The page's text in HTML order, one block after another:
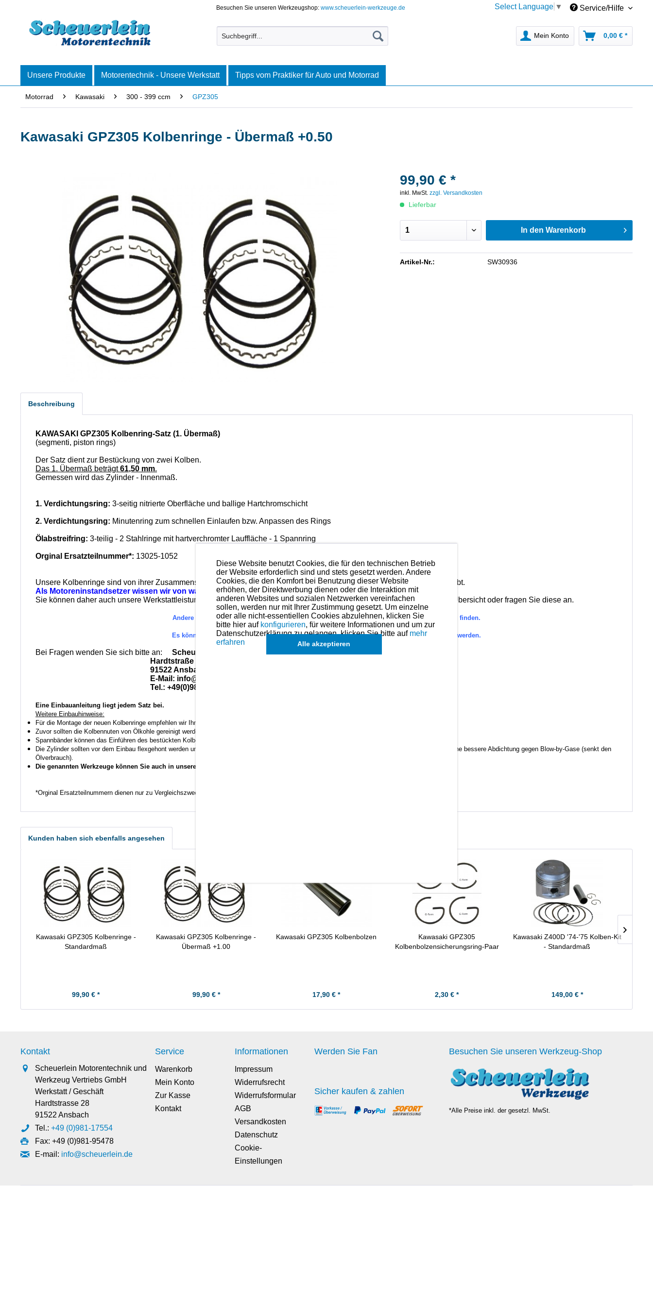
Besuchen Sie unseren Werkzeugshop:www.scheuerlein-werkzeuge.de Select Language ▼ Service/Hilfe
Mein Konto 0,00 € *
Unsere Produkte Motorentechnik - Unsere Werkstatt Tipps vom Praktiker für Auto und Motorrad
Motorrad Kawasaki 300 - 399 ccm GPZ305
Kawasaki GPZ305 Kolbenringe - Übermaß +0.50
99,90 € *
inkl. MwSt.zzgl. Versandkosten
Lieferbar
In den Warenkorb
Artikel-Nr.: SW30936
Beschreibung
KAWASAKI GPZ305 Kolbenring-Satz (1. Übermaß)
(segmenti, piston rings)
Der Satz dient zur Bestückung von zwei Kolben.
Das 1. Übermaß beträgt61,50 mm.
Gemessen wird das Zylinder - Innenmaß.
1. Verdichtungsring: 3-seitig nitrierte Oberfläche und ballige Hartchromschicht
2. Verdichtungsring: Minutenring zum schnellen Einlaufen bzw. Anpassen des Rings
Ölabstreifring: 3-teilig - 2 Stahlringe mit hartverchromter Lauffläche - 1 Spannring
Orginal Ersatzteilnummer*: 13025-1052
Unsere Kolbenringe sind von ihrer Zusammenstellung und der Qualität mit das technisch Beste, was es aktuell am Markt gibt.
Als Motoreninstandsetzer wissen wir von was wir sprechen.
Sie können daher auch unsere Werkstattleistungen in Anspruch nehmen. Preise hierzu finden Sie links in der Kategorien-Übersicht oder fragen Sie diese an.
Andere Ersatzteile für dieses Modell sind (falls vorhanden) in der übergeordneten Kategorie zu finden.
Es können auchSätze für einzelne Kolben, in Ausnahmefällen aucheinzelne Ringe ,angefragt werden.
Bei Fragen wenden Sie sich bitte an: Scheuerlein Motorentechnik
Hardtstraße 28
91522 Ansbach
E-Mail: info@scheuerlein.de
Tel.: +49(0)981-17554
Eine Einbauanleitung liegt jedem Satz bei.
Weitere Einbauhinweise:
Für die Montage der neuen Kolbenringe empfehlen wir Ihnen eine Kolbenringzange zu verwenden.
Zuvor sollten die Kolbennuten von Ölkohle gereinigt werden auch hierfür gibt es ein Werkzeug.
Spannbänder können das Einführen des bestückten Kolbens in den Zylinder erleichtern.
Die Zylinder sollten vor dem Einbau flexgehont werden um den Kreuzschliff wieder einzubringen. Dies ermöglicht eine bessere Ölhaftung und somit eine bessere Abdichtung gegen Blow-by-Gase (senkt den
Ölverbrauch).
Die genannten Werkzeuge können Sie auch in unserem Shop finden.
*Orginal Ersatzteilnummern dienen nur zu Vergleichszwecken.
Kunden haben sich ebenfalls angesehen
Kawasaki GPZ305 Kolbenringe -
Standardmaß
99,90 € *
Kawasaki GPZ305 Kolbenringe -
Übermaß +1.00
99,90 € *
Kawasaki GPZ305 Kolbenbolzen
17,90 € *
Kawasaki GPZ305
Kolbenbolzensicherungsring-Paar
2,30 € *
Kawasaki Z400D '74-'75 Kolben-Kit
- Standardmaß
149,00 € *
Kontakt
Scheuerlein Motorentechnik und
Werkzeug Vertriebs GmbH
Werkstatt / Geschäft
Hardtstrasse 28
91522 Ansbach
Tel.: +49 (0)981-17554
Fax: +49 (0)981-95478
E-mail: info@scheuerlein.de
Service
Warenkorb
Mein Konto
Zur Kasse
Kontakt
Informationen
Impressum
Widerrufsrecht
Widerrufsformular
AGB
Versandkosten
Datenschutz
Cookie-
Einstellungen
Werden Sie Fan
Sicher kaufen & zahlen
Besuchen Sie unseren Werkzeug-Shop
*Alle Preise inkl. der gesetzl. MwSt.
Diese Website benutzt Cookies, die für den technischen Betrieb
der Website erforderlich sind und stets gesetzt werden. Andere
Cookies, die den Komfort bei Benutzung dieser Website
erhöhen, der Direktwerbung dienen oder die Interaktion mit
anderen Websites und sozialen Netzwerken vereinfachen
sollen, werden nur mit Ihrer Zustimmung gesetzt. Um einzelne
oder alle nicht-essentiellen Cookies abzulehnen, klicken Sie
bitte hier auf konfigurieren, für weitere Informationen und um zur
Datenschutzerklärung zu gelangen, klicken Sie bitte auf mehr
erfahren
Alle akzeptieren